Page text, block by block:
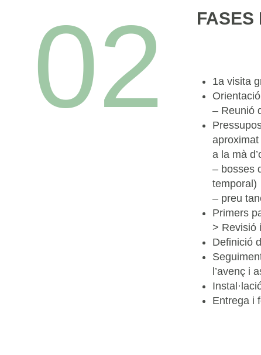
02 FASES
1a visita
– Reunió
a la mà
– bosses
temporal)
– preu
Primers
> Revisió
Definició
l’avenç i
Entrega i